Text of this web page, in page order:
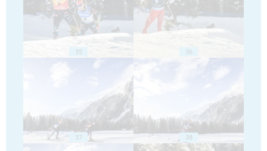
35 36
37 38